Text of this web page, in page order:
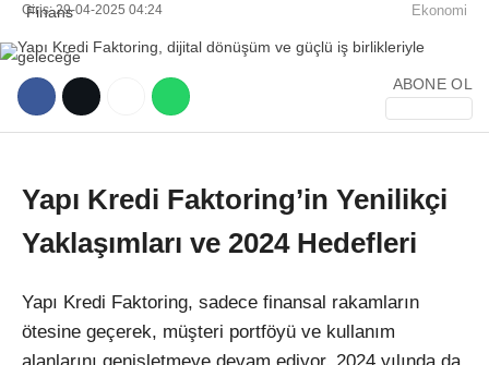
Facebook
Instagram
Giriş: 29-04-2025 04:24 Ekonomi
ABONE OL
Yapı Kredi Faktoring’in Yenilikçi
Yaklaşımları ve 2024 Hedefleri
Yapı Kredi Faktoring, sadece finansal rakamların
ötesine geçerek, müşteri portföyü ve kullanım